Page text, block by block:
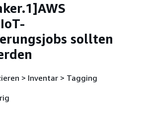
sollten
> Inventar > Tagging